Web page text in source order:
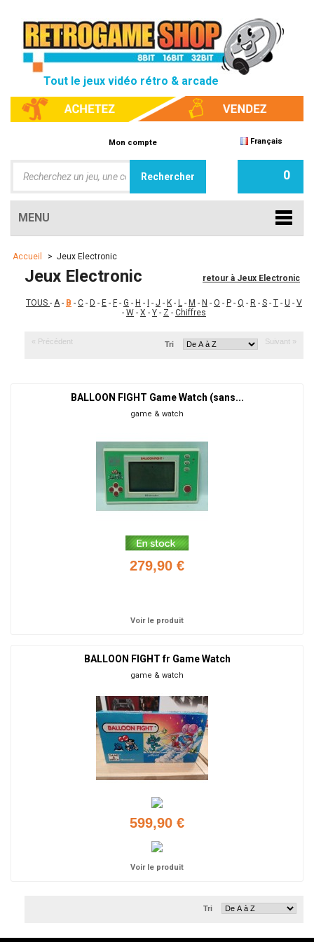
Tout le jeux vidéo rétro & arcade
Mon compte Français
0
MENU
Accueil > Jeux Electronic
retour à Jeux Electronic
Jeux Electronic
TOUS - A- B - C - D - E - F - G - H - - J - K - L - M - N - O - P - Q - R - S - T - U - V
- W - X - Y - Z - Chiffres
« Précédent Suivant »
Tri
BALLOON FIGHT Game Watch (sans...
game & watch
279,90 €
Voir le produit
BALLOON FIGHT fr Game Watch
game & watch
599,90 €
Voir le produit
Tri